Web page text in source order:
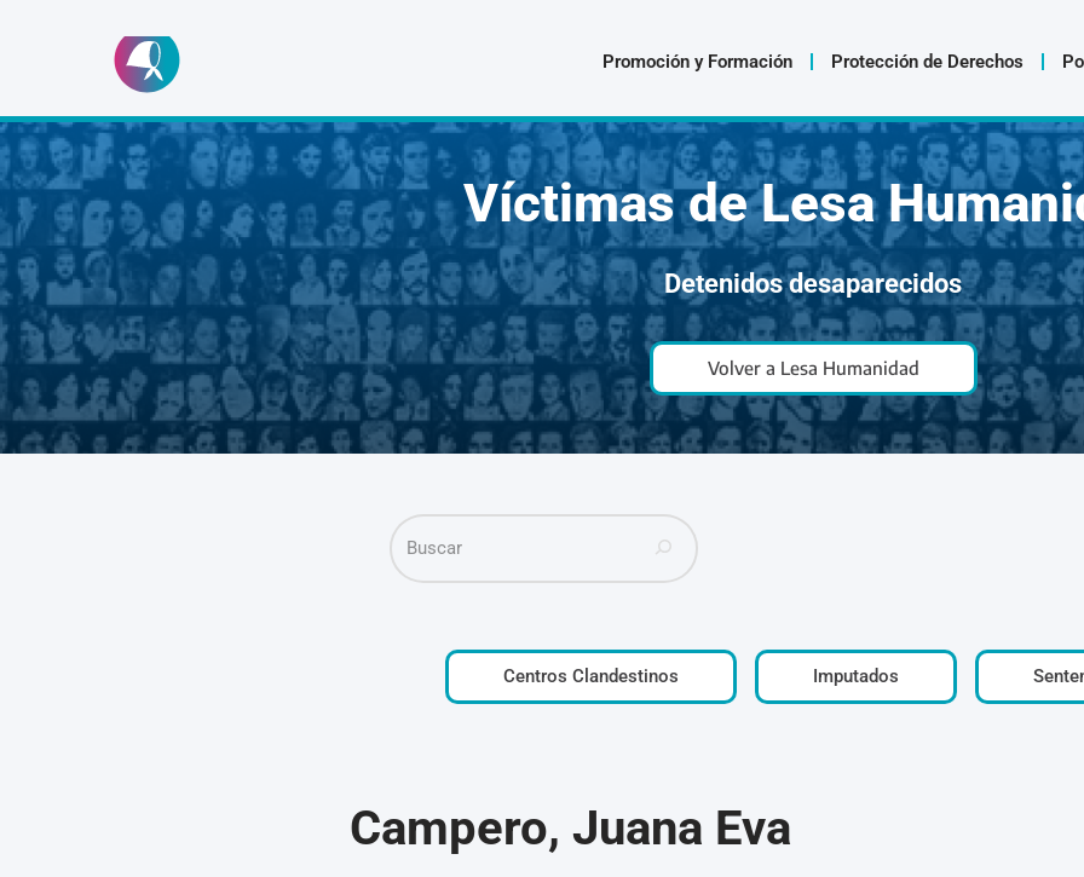
al
contenido
Promoción y Formación Protección de Derechos
Víctimas de Lesa
Detenidos desaparecidos
Volver a Lesa Humanidad
Centros Clandestinos Imputados
Campero, Juana Eva